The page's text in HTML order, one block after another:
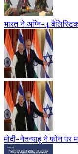
भारत ने अग्नि-4
मोदी-नेतन्याहू ने फोन पर